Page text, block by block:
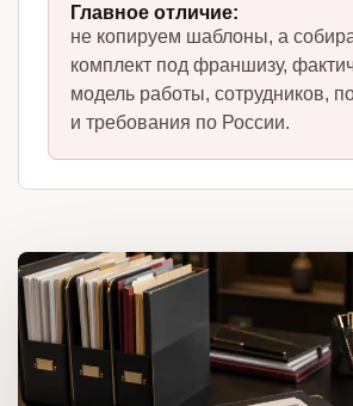
Главное отличие:
не копируем шаблоны, а
комплект под франшизу,
модель работы, сотрудников,
и требования по России.